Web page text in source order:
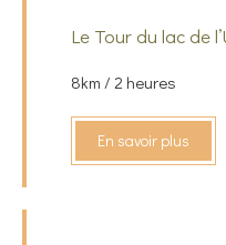
Le Tour du lac de
8km / 2 heures
En savoir plus